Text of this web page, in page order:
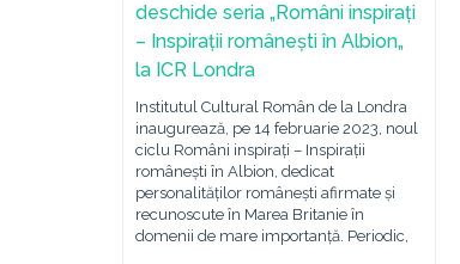
deschide seria „Români inspirați
– Inspirații românești în Albion„
la ICR Londra
Institutul Cultural Român de la Londra
inaugurează, pe 14 februarie 2023, noul
ciclu Români inspirați – Inspirații
românești în Albion, dedicat
personalităților românești afirmate și
recunoscute în Marea Britanie în
domenii de mare importanță. Periodic,